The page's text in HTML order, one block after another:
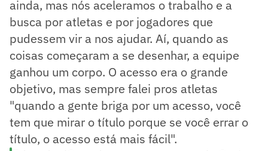
ainda, mas nós aceleramos o trabalho e a
busca por atletas e por jogadores que
pudessem vir a nos ajudar. Aí, quando as
coisas começaram a se desenhar, a equipe
ganhou um corpo. O acesso era o grande
objetivo, mas sempre falei pros atletas
"quando a gente briga por um acesso, você
tem que mirar o título porque se você errar o
título, o acesso está mais fácil".